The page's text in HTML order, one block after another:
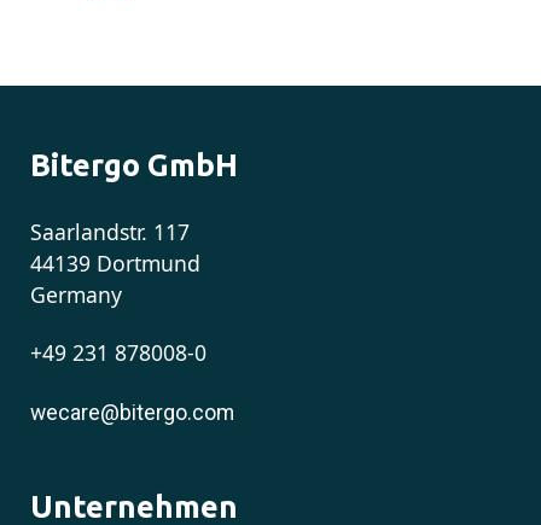
Bitergo GmbH
Saarlandstr. 117
44139 Dortmund
Germany
+49 231 878008-0
wecare@bitergo.com
Unternehmen